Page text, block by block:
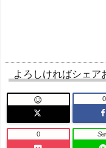
よろしければシェア
 0
0